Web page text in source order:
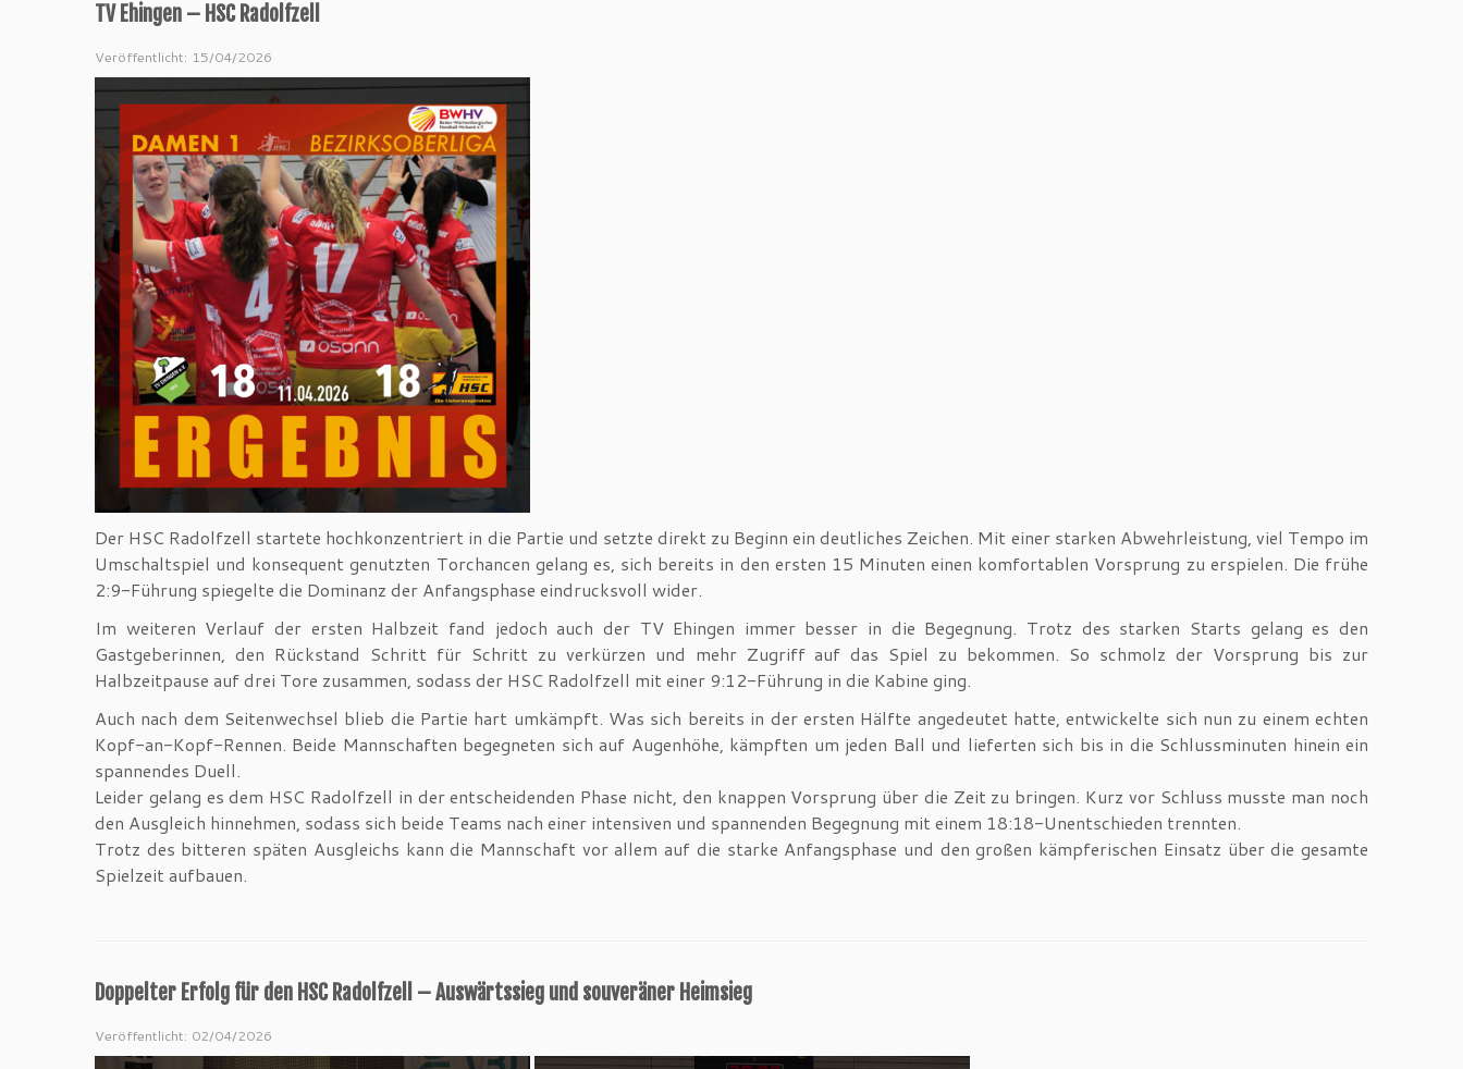
TV Ehingen – HSC Radolfzell
Veröffentlicht: 15/04/2026
Der HSC Radolfzell startete hochkonzentriert in die Partie und setzte direkt zu Beginn ein deutliches Zeichen. Mit einer starken Abwehrleistung, viel Tempo im
Umschaltspiel und konsequent genutzten Torchancen gelang es, sich bereits in den ersten 15 Minuten einen komfortablen Vorsprung zu erspielen. Die frühe
2:9-Führung spiegelte die Dominanz der Anfangsphase eindrucksvoll wider.
Im weiteren Verlauf der ersten Halbzeit fand jedoch auch der TV Ehingen immer besser in die Begegnung. Trotz des starken Starts gelang es den
Gastgeberinnen, den Rückstand Schritt für Schritt zu verkürzen und mehr Zugriff auf das Spiel zu bekommen. So schmolz der Vorsprung bis zur
Halbzeitpause auf drei Tore zusammen, sodass der HSC Radolfzell mit einer 9:12-Führung in die Kabine ging.
Auch nach dem Seitenwechsel blieb die Partie hart umkämpft. Was sich bereits in der ersten Hälfte angedeutet hatte, entwickelte sich nun zu einem echten
Kopf-an-Kopf-Rennen. Beide Mannschaften begegneten sich auf Augenhöhe, kämpften um jeden Ball und lieferten sich bis in die Schlussminuten hinein ein
spannendes Duell.
Leider gelang es dem HSC Radolfzell in der entscheidenden Phase nicht, den knappen Vorsprung über die Zeit zu bringen. Kurz vor Schluss musste man noch
den Ausgleich hinnehmen, sodass sich beide Teams nach einer intensiven und spannenden Begegnung mit einem 18:18-Unentschieden trennten.
Trotz des bitteren späten Ausgleichs kann die Mannschaft vor allem auf die starke Anfangsphase und den großen kämpferischen Einsatz über die gesamte
Spielzeit aufbauen.
Doppelter Erfolg für den HSC Radolfzell – Auswärtssieg und souveräner Heimsieg
Veröffentlicht: 02/04/2026